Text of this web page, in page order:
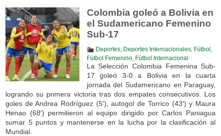
Colombia goleó a Bolivia en
el Sudamericano Femenino
Sub-17
Deportes, Deportes Internacionales, Fútbol
Fútbol Femenino, Fútbol Internacional
La Selección Colombia Femenina Sub-
17 goleó 3-0 a Bolivia en la cuarta
jornada del Sudamericano en Paraguay,
logrando su primera victoria tras dos empates consecutivos. Los
goles de Andrea Rodríguez (5′), autogol de Torrico (43′) y Maura
Henao (68′) permitieron al equipo dirigido por Carlos Paniagua
sumar 5 puntos y mantenerse en la lucha por la clasificación al
Mundial.